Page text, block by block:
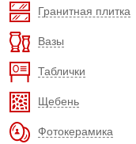
Гранитная плитка
Вазы
Таблички
Щебень
Фотокерамика